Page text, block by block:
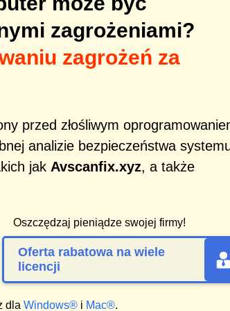
zagrożeniami?
zagrożeń za
przed złośliwym
analizie bezpieczeństwa
jak Avscanfix.xyz, a także
Oszczędzaj pieniądze swojej firmy!
Oferta rabatowa na wiele
licencji
dla Windows®i Mac®.